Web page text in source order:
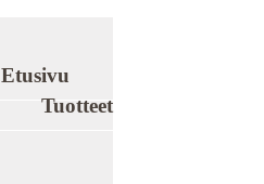
Etusivu
Tuotteet